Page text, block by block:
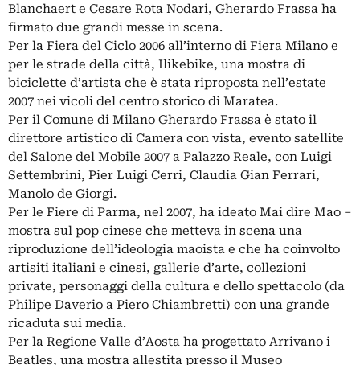
Blanchaert e Cesare Rota Nodari, Gherardo Frassa ha
firmato due grandi messe in scena.
Per la Fiera del Ciclo 2006 all’interno di Fiera Milano e
per le strade della città, Ilikebike, una mostra di
biciclette d’artista che è stata riproposta nell’estate
2007 nei vicoli del centro storico di Maratea.
Per il Comune di Milano Gherardo Frassa è stato il
direttore artistico di Camera con vista, evento satellite
del Salone del Mobile 2007 a Palazzo Reale, con Luigi
Settembrini, Pier Luigi Cerri, Claudia Gian Ferrari,
Manolo de Giorgi.
Per le Fiere di Parma, nel 2007, ha ideato Mai dire Mao –
mostra sul pop cinese che metteva in scena una
riproduzione dell’ideologia maoista e che ha coinvolto
artisiti italiani e cinesi, gallerie d’arte, collezioni
private, personaggi della cultura e dello spettacolo (da
Philipe Daverio a Piero Chiambretti) con una grande
ricaduta sui media.
Per la Regione Valle d’Aosta ha progettato Arrivano i
Beatles, una mostra allestita presso il Museo